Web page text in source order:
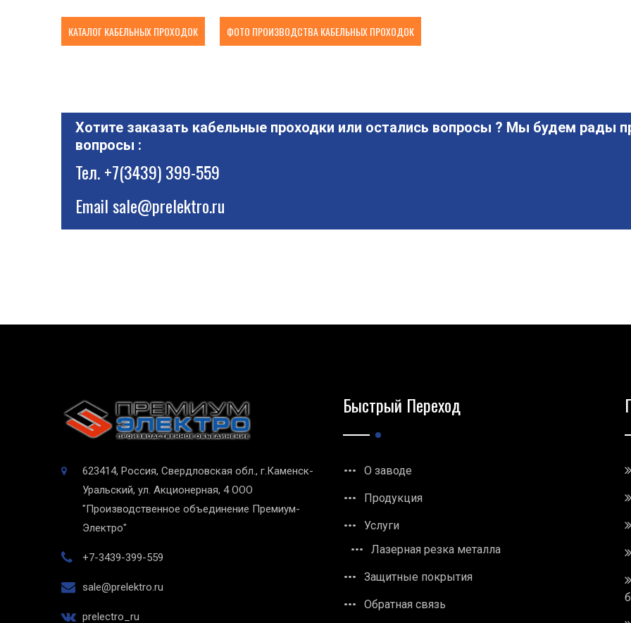
КАТАЛОГ КАБЕЛЬНЫХ ПРОХОДОК ФОТО ПРОИЗВОДСТВА КАБЕЛЬНЫХ ПРОХОДОК
Хотите заказать кабельные проходки или остались вопросы ? Мы будем рады
вопросы :
Тел.+7(3439) 399-559
Emailsale@prelektro.ru
623414, Россия, Свердловская обл., г.Каменск-
Уральский, ул. Акционерная, 4 ООО
"Производственное объединение Премиум-
Электро"
+7-3439-399-559
sale@prelektro.ru
prelectro_ru
Быстрый Переход
О заводе
Продукция
Услуги
Лазерная резка металла
Защитные покрытия
Обратная связь